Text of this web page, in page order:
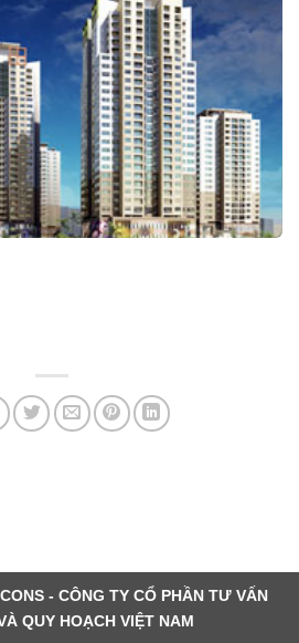
- CÔNG TY CỔ PHẦN TƯ VẤN
QUY HOẠCH VIỆT NAM